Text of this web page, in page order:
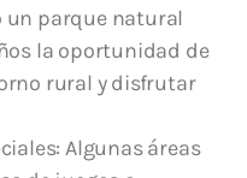
un parque natural
la oportunidad de
rural y disfrutar
Algunas áreas